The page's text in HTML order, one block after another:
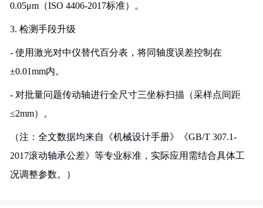
0.05μm（ISO 4406-2017标准）。
3. 检测手段升级
- 使用激光对中仪替代百分表，将同轴度误差控制在
±0.01mm内。
- 对批量问题传动轴进行全尺寸三坐标扫描（采样点间距
≤2mm）。
（注：全文数据均来自《机械设计手册》《GB/T 307.1-
2017滚动轴承公差》等专业标准，实际应用需结合具体工
况调整参数。）